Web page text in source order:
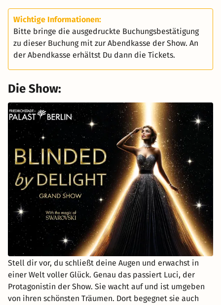
Wichtige Informationen:
Bitte bringe die ausgedruckte Buchungsbestätigung
zu dieser Buchung mit zur Abendkasse der Show. An
der Abendkasse erhältst Du dann die Tickets.
Die Show:
Stell dir vor, du schließt deine Augen und erwachst in
einer Welt voller Glück. Genau das passiert Luci, der
Protagonistin der Show. Sie wacht auf und ist umgeben
von ihren schönsten Träumen. Dort begegnet sie auch